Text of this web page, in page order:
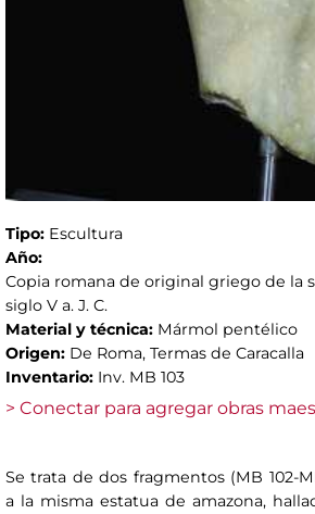
Tipo: Escultura
Año:
Copia romana de original griego de la
siglo V a. J. C.
Material y técnica: Mármol pentélico
Origen: De Roma, Termas de Caracalla
Inventario: Inv. MB 103
> Conectar para agregar obras
Se trata de dos fragmentos (MB 102-
a la misma estatua de amazona,